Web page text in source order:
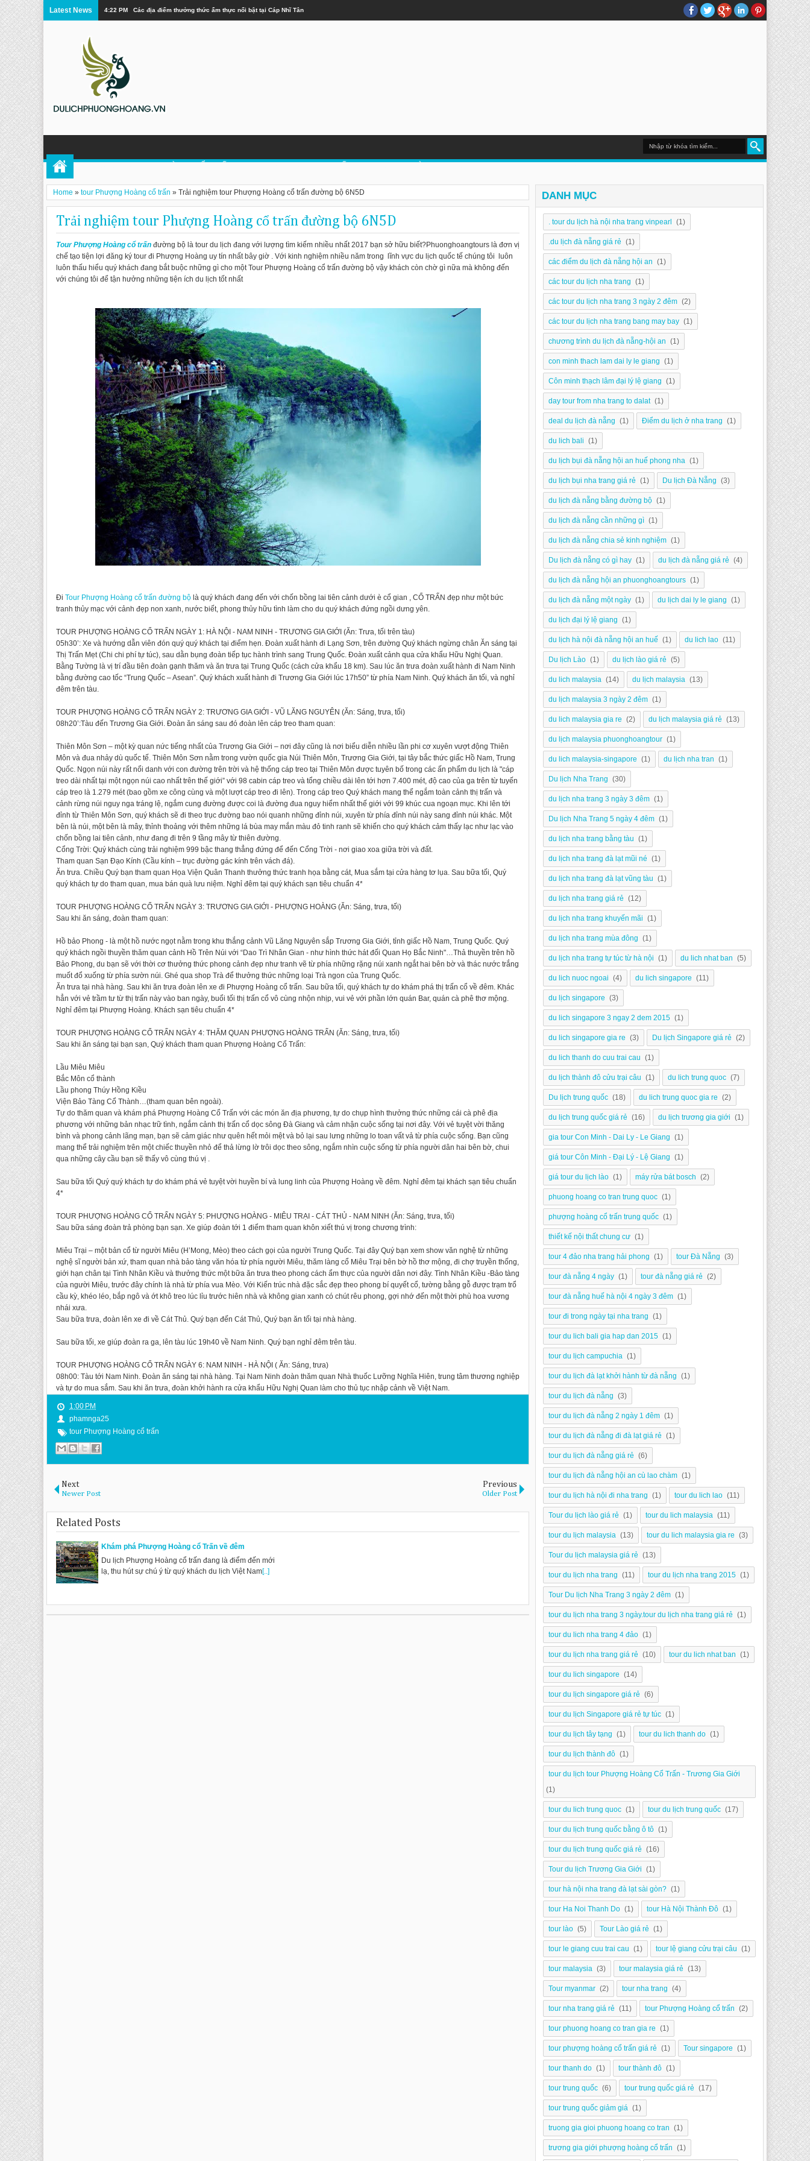
Latest News 4:11 PM Khám Phá Vẻ Đẹp Tuyệt Vời Của Cửu Trại Câu Trong Mùa Đông
Home » tour Phượng Hoàng cổ trấn » Trải nghiệm tour Phượng Hoàng cổ trấn đường bộ 6N5D
Trải nghiệm tour Phượng Hoàng cổ trấn đường bộ 6N5D
Tour Phượng Hoàng cổ trấn đường bộ là tour du lịch đang với lượng tìm kiếm nhiều nhất 2017 bạn sở hữu biết?Phuonghoangtours là đơn vị
chế tạo tiện lợi đăng ký tour đi Phượng Hoàng uy tín nhất bây giờ . Với kinh nghiệm nhiều năm trong lĩnh vực du lịch quốc tế chúng tôi luôn
luôn thấu hiểu quý khách đang bắt buộc những gì cho một Tour Phượng Hoàng cổ trấn đường bộ vậy khách còn chờ gì nữa mà không đến
với chúng tôi để tận hưởng những tiện ích du lịch tốt nhất
Đi Tour Phượng Hoàng cổ trấn đường bộ là quý khách đang đến với chốn bồng lai tiên cảnh dưới è cổ gian , CỔ TRẤN đẹp như một bức
tranh thủy mạc với cảnh đẹp non xanh, nước biết, phong thủy hữu tình làm cho du quý khách đứng ngồi dưng yên.
TOUR PHƯỢNG HOÀNG CỔ TRẤN NGÀY 1: HÀ NỘI - NAM NINH - TRƯƠNG GIA GIỚI (Ăn: Trưa, tối trên tàu)
05h30’: Xe và hướng dẫn viên đón quý quý khách tại điểm hẹn. Đoàn xuất hành đi Lạng Sơn, trên đường Quý khách ngừng chân Ăn sáng tại
Thị Trấn Mẹt (Chi chi phí tự túc), sau dằn bụng đoàn tiếp tục hành trình sang Trung Quốc. Đoàn xuất cảnh qua cửa khẩu Hữu Nghị Quan.
Bằng Tường là vị trí đầu tiên đoàn gạnh thăm và ăn trưa tại Trung Quốc (cách cửa khẩu 18 km). Sau lúc ăn trưa đoàn xuất hành đi Nam Ninh
bằng đ­ường cao tốc “Trung Quốc – Asean”. Quý khách xuất hành đi Trương Gia Giới lúc 17h50” từ phía Nam Ninh. Quý khách ăn tối, và nghỉ
đêm trên tàu.
TOUR PHƯỢNG HOÀNG CỔ TRẤN NGÀY 2: TRƯƠNG GIA GIỚI - VŨ LĂNG NGUYÊN (Ăn: Sáng, trưa, tối)
08h20’:Tàu đến Trương Gia Giới. Đoàn ăn sáng sau đó đoàn lên cáp treo tham quan:
Thiên Môn Sơn – một kỳ quan nức tiếng nhất của Trương Gia Giới – nơi đây cũng là nơi biểu diễn nhiều lần phi cơ xuyên vượt động Thiên
Môn và đua nhảy dù quốc tế. Thiên Môn Sơn nằm trong vườn quốc gia Núi Thiên Môn, Trương Gia Giới, tại tây bắc thức giấc Hồ Nam, Trung
Quốc. Ngọn núi này rất nổi danh với con đường trên trời và hệ thống cáp treo tại Thiên Môn được tuyên bố trong các ấn phẩm du lịch là "cáp
treo dài nhất tại một ngọn núi cao nhất trên thế giới” với 98 cabin cáp treo và tổng chiều dài lên tới hơn 7.400 mét, độ cao của ga trên từ tuyến
cáp treo là 1.279 mét (bao gồm xe công cùng và một lượt cáp treo đi lên). Trong cáp treo Quý khách mang thể ngắm toàn cảnh thị trấn và
cảnh rừng núi nguy nga tráng lệ, ngắm cung đường được coi là đường đua nguy hiểm nhất thế giới với 99 khúc cua ngoạn mục. Khi lên tới
đỉnh từ Thiên Môn Sơn, quý khách sẽ đi theo trục đường bao nói quanh những đỉnh núi, xuyên từ phía đỉnh núi này sang đỉnh núi khác. Một
bên là núi, một bên là mây, thỉnh thoảng với thêm những lá bùa may mắn màu đỏ tinh ranh sẽ khiến cho quý khách cảm thấy lạc như lạc vào
chốn bồng lai tiên cảnh, như đang đi trên 9 tầng mây từ thiên đường.
Cổng Trời: Quý khách cùng trải nghiệm 999 bậc thang thẳng đứng để đến Cổng Trời - nơi giao xoa giữa trời và đất.
Tham quan Sạn Đạo Kính (Cầu kính – trục đường gác kính trên vách đá).
Ăn trưa. Chiều Quý bạn tham quan Họa Viện Quân Thanh thưởng thức tranh họa bằng cát, Mua sắm tại cửa hàng tơ lụa. Sau bữa tối, Quý
quý khách tự do tham quan, mua bán quà lưu niệm. Nghỉ đêm tại quý khách sạn tiêu chuẩn 4*
TOUR PHƯỢNG HOÀNG CỔ TRẤN NGÀY 3: TRƯƠNG GIA GIỚI - PHƯỢNG HOÀNG (Ăn: Sáng, trưa, tối)
Sau khi ăn sáng, đoàn tham quan:
Hồ bảo Phong - là một hồ nước ngọt nằm trong khu thắng cảnh Vũ Lăng Nguyên sắp Trương Gia Giới, tỉnh giấc Hồ Nam, Trung Quốc. Quý
quý khách ngồi thuyền thăm quan cảnh Hồ Trên Núi với “Dao Trì Nhân Gian - như hình thức hát đối Quan Họ Bắc Ninh"…Thả thuyền trên hồ
Bảo Phong, du bạn sẽ với thời cơ thưởng thức phong cảnh đẹp như tranh vẽ từ phía những rặng núi xanh ngắt hai bên bờ và thác nước trắng
muốt đổ xuống từ phía sườn núi. Ghé qua shop Trà để thưởng thức những loại Trà ngon của Trung Quốc.
Ăn trưa tại nhà hàng. Sau khi ăn trưa đoàn lên xe đi Phượng Hoàng cổ trấn. Sau bữa tối, quý khách tự do khám phá thị trấn cổ về đêm. Khác
hẳn với vẻ trầm tư từ thị trấn này vào ban ngày, buổi tối thị trấn cổ vô cùng nhộn nhịp, vui vẻ với phần lớn quán Bar, quán cà phê thơ mộng.
Nghỉ đêm tại Phượng Hoàng. Khách sạn tiêu chuẩn 4*
TOUR PHƯỢNG HOÀNG CỔ TRẤN NGÀY 4: THĂM QUAN PHƯỢNG HOÀNG TRẤN (Ăn: Sáng, trưa, tối)
Sau khi ăn sáng tại bạn sạn, Quý khách tham quan Phượng Hoàng Cổ Trấn:
Lầu Miêu Miêu
Bắc Môn cổ thành
Lầu phong Thúy Hồng Kiều
Viện Bảo Tàng Cổ Thành…(tham quan bên ngoài).
Tự do thăm quan và khám phá Phượng Hoàng Cổ Trấn với các món ăn địa phương, tự do chụp hình thưởng thức những cái cà phê địa
phương với những bản nhạc trữ tình, ngắm cảnh thị trấn cổ dọc sông Đà Giang và cảm nhận cuộc sống tại nơi đây. Với vẻ tuyệt vời thăng
bình và phong cảnh lãng mạn, bạn sẽ cảm giác như quên hết mỏi mệt và bỏ lại sau lưng những lo toan vất vả từ phía cuộc sống. Bạn cũng
mang thể trải nghiệm trên một chiếc thuyền nhỏ để thả lừng lờ trôi dọc theo sông, ngắm nhìn cuộc sống từ phía người dân hai bên bờ, chui
qua những cây cầu bạn sẽ thấy vô cùng thú vị .
Sau bữa tối Quý quý khách tự do khám phá vẻ tuyệt vời huyền bí và lung linh của Phượng Hoàng về đêm. Nghỉ đêm tại khách sạn tiêu chuẩn
4*
TOUR PHƯỢNG HOÀNG CỔ TRẤN NGÀY 5: PHƯỢNG HOÀNG - MIÊU TRẠI - CÁT THỦ - NAM NINH (Ăn: Sáng, trưa, tối)
Sau bữa sáng đoàn trả phòng bạn sạn. Xe giúp đoàn tới 1 điểm tham quan khôn xiết thú vị trong chương trình:
Miêu Trại – một bản cổ từ người Miêu (H’Mong, Mèo) theo cách gọi của người Trung Quốc. Tại đây Quý bạn xem show văn nghệ từ những
nghệ sĩ người bản xứ, tham quan nhà bảo tàng văn hóa từ phía người Miêu, thăm làng cổ Miêu Trại bên bờ hồ thơ mộng, đi chợ truyền thống,
giới hạn chân tại Tình Nhân Kiều và thưởng thức một bữa ăn trưa theo phong cách ẩm thực của người dân nơi đây. Tình Nhân Kiều -Bảo tàng
của người Miêu, trước đây chính là nhà từ phía vua Mèo. Với Kiến trúc nhà đặc sắc đẹp theo phong bí quyết cổ, tường bằng gỗ được trạm trổ
cầu kỳ, khéo léo, bắp ngô và ớt khô treo lúc lỉu trước hiên nhà và không gian xanh có chút rêu phong, gợi nhớ đến một thời phù hoa vương
nhái xưa.
Sau bữa trưa, đoàn lên xe đi về Cát Thủ. Quý bạn đến Cát Thủ, Quý bạn ăn tối tại nhà hàng.
Sau bữa tối, xe giúp đoàn ra ga, lên tàu lúc 19h40 về Nam Ninh. Quý bạn nghỉ đêm trên tàu.
TOUR PHƯỢNG HOÀNG CỔ TRẤN NGÀY 6: NAM NINH - HÀ NỘI ( Ăn: Sáng, trưa)
08h00: Tàu tới Nam Ninh. Đoàn ăn sáng tại nhà hàng. Tại Nam Ninh đoàn thăm quan Nhà thuốc Lưỡng Nghĩa Hiên, trung tâm thương nghiệp
và tự do mua sắm. Sau khi ăn trưa, đoàn khởi hành ra cửa khẩu Hữu Nghị Quan làm cho thủ tục nhập cảnh về Việt Nam.
1:00 PM
phamnga25
tour Phượng Hoàng cổ trấn
Next
Newer Post
Previous
Older Post
Related Posts
Khám phá Phượng Hoàng cổ Trấn về đêm
Du lịch Phượng Hoàng cổ trấn đang là điểm đến mới
lạ, thu hút sự chú ý từ quý khách du lịch Việt Nam[..]
DANH MỤC
. tour du lịch hà nội nha trang vinpearl (1)
.du lịch đà nẵng giá rẻ (1)
các điểm du lịch đà nẵng hội an (1)
các tour du lịch nha trang (1)
các tour du lịch nha trang 3 ngày 2 đêm (2)
các tour du lịch nha trang bang may bay (1)
chương trình du lịch đà nẵng-hội an (1)
con minh thach lam dai ly le giang (1)
Côn minh thạch lâm đại lý lệ giang (1)
day tour from nha trang to dalat (1)
deal du lịch đà nẵng (1) Điểm du lịch ở nha trang (1)
du lich bali (1)
du lịch bụi đà nẵng hội an huế phong nha (1)
du lịch bụi nha trang giá rẻ (1) Du lịch Đà Nẵng (3)
du lịch đà nẵng bằng đường bộ (1)
du lịch đà nẵng cần những gì (1)
du lịch đà nẵng chia sẻ kinh nghiệm (1)
Du lịch đà nẵng có gì hay (1) du lịch đà nẵng giá rẻ (4)
du lịch đà nẵng hội an phuonghoangtours (1)
du lịch đà nẵng một ngày (1) du lịch dai ly le giang (1)
du lịch đại lý lệ giang (1)
du lịch hà nội đà nẵng hội an huế (1) du lich lao (11)
Du lịch Lào (1) du lịch lào giá rẻ (5)
du lich malaysia (14) du lịch malaysia (13)
du lịch malaysia 3 ngày 2 đêm (1)
du lich malaysia gia re (2) du lịch malaysia giá rẻ (13)
du lịch malaysia phuonghoangtour (1)
du lich malaysia-singapore (1) du lịch nha tran (1)
Du lịch Nha Trang (30)
du lịch nha trang 3 ngày 3 đêm (1)
Du lịch Nha Trang 5 ngày 4 đêm (1)
du lịch nha trang bằng tàu (1)
du lịch nha trang đà lạt mũi né (1)
du lịch nha trang đà lạt vũng tàu (1)
du lịch nha trang giá rẻ (12)
du lịch nha trang khuyến mãi (1)
du lịch nha trang mùa đông (1)
du lịch nha trang tự túc từ hà nội (1) du lich nhat ban (5)
du lich nuoc ngoai (4) du lich singapore (11)
du lịch singapore (3)
du lich singapore 3 ngay 2 dem 2015 (1)
du lich singapore gia re (3) Du lịch Singapore giá rẻ (2)
du lich thanh do cuu trai cau (1)
du lịch thành đô cửu trại câu (1) du lich trung quoc (7)
Du lịch trung quốc (18) du lich trung quoc gia re (2)
du lịch trung quốc giá rẻ (16) du lịch trương gia giới (1)
gia tour Con Minh - Dai Ly - Le Giang (1)
giá tour Côn Minh - Đại Lý - Lệ Giang (1)
giá tour du lịch lào (1) máy rửa bát bosch (2)
phuong hoang co tran trung quoc (1)
phượng hoàng cổ trấn trung quốc (1)
thiết kế nội thất chung cư (1)
tour 4 đảo nha trang hải phong (1) tour Đà Nẵng (3)
tour đà nẵng 4 ngày (1) tour đà nẵng giá rẻ (2)
tour đà nẵng huế hà nội 4 ngày 3 đêm (1)
tour đi trong ngày tại nha trang (1)
tour du lich bali gia hap dan 2015 (1)
tour du lịch campuchia (1)
tour du lịch đà lạt khởi hành từ đà nẵng (1)
tour du lịch đà nẵng (3)
tour du lịch đà nẵng 2 ngày 1 đêm (1)
tour du lịch đà nẵng đi đà lạt giá rẻ (1)
tour du lịch đà nẵng giá rẻ (6)
tour du lịch đà nẵng hội an cù lao chàm (1)
tour du lịch hà nội đi nha trang (1) tour du lich lao (11)
Tour du lịch lào giá rẻ (1) tour du lich malaysia (11)
tour du lịch malaysia (13) tour du lich malaysia gia re (3)
Tour du lịch malaysia giá rẻ (13)
tour du lịch nha trang (11) tour du lịch nha trang 2015 (1)
Tour Du lịch Nha Trang 3 ngày 2 đêm (1)
tour du lịch nha trang 3 ngày.tour du lịch nha trang giá rẻ (1)
tour du lich nha trang 4 đảo (1)
tour du lịch nha trang giá rẻ (10) tour du lich nhat ban (1)
tour du lich singapore (14)
tour du lịch singapore giá rẻ (6)
tour du lịch Singapore giá rẻ tự túc (1)
tour du lịch tây tạng (1) tour du lich thanh do (1)
tour du lịch thành đô (1)
tour du lịch tour Phượng Hoàng Cổ Trấn - Trương Gia Giới
(1)
tour du lich trung quoc (1) tour du lịch trung quốc (17)
tour du lịch trung quốc bằng ô tô (1)
tour du lịch trung quốc giá rẻ (16)
Tour du lịch Trương Gia Giới (1)
tour hà nội nha trang đà lạt sài gòn? (1)
tour Ha Noi Thanh Do (1) tour Hà Nội Thành Đô (1)
tour lào (5) Tour Lào giá rẻ (1)
tour le giang cuu trai cau (1) tour lệ giang cửu trại câu (1)
tour malaysia (3) tour malaysia giá rẻ (13)
Tour myanmar (2) tour nha trang (4)
tour nha trang giá rẻ (11) tour Phượng Hoàng cổ trấn (2)
tour phuong hoang co tran gia re (1)
tour phượng hoàng cổ trấn giá rẻ (1) Tour singapore (1)
tour thanh do (1) tour thành đô (1)
tour trung quốc (6) tour trung quốc giá rẻ (17)
tour trung quốc giảm giá (1)
truong gia gioi phuong hoang co tran (1)
trương gia giới phượng hoàng cổ trấn (1)